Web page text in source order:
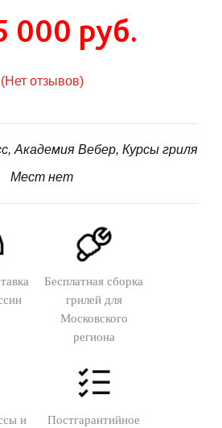
000 руб.
(Нет отзывов)
Академия Вебер, Курсы гриля
Мест нет
Бесплатная сборка
грилей для
Московского
региона
и
Постгарантийное